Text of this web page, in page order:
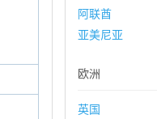
阿联酋
亚美尼亚
欧洲
英国